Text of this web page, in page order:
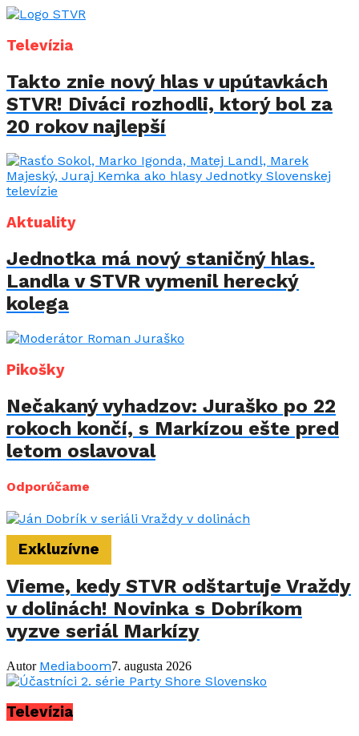
Televízia
Takto znie nový hlas v upútavkách
STVR! Diváci rozhodli, ktorý bol za
20 rokov najlepší
Aktuality
Jednotka má nový staničný hlas.
Landla v STVR vymenil herecký
kolega
Pikošky
Nečakaný vyhadzov: Juraško po 22
rokoch končí, s Markízou ešte pred
letom oslavoval
Odporúčame
Exkluzívne
Vieme, kedy STVR odštartuje Vraždy
v dolinách! Novinka s Dobríkom
vyzve seriál Markízy
Autor Mediaboom7. augusta 2026
Televízia